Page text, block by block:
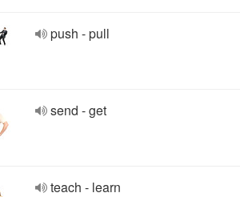
push - pull
send - get
teach - learn